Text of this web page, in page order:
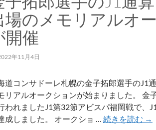
場のメモリアルオ
開催
年11月4日
道コンサドーレ札幌の金子拓郎選手のJ1
リアルオークションが始まりました。 金
われましたJ1第32節アビスパ福岡戦で、
成しました。 オークショ … 続きを読む 金
→